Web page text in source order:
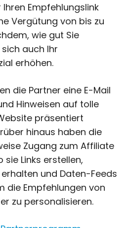
Empfehlungslink
Vergütung von bis zu
wie gut Sie
auch Ihr
erhöhen.
die Partner eine E-Mail
Hinweisen auf tolle
präsentiert
hinaus haben die
Zugang zum Affiliate
Links erstellen,
und Daten-Feeds
die Empfehlungen von
zu personalisieren.